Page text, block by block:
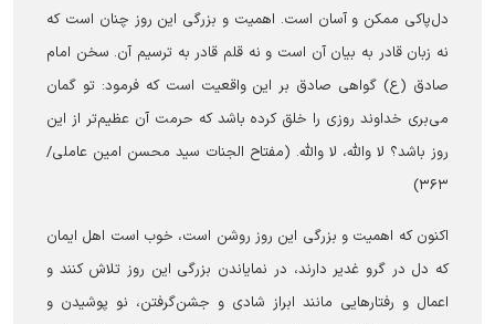
دل‌پاکی ممکن و آسان است. اهمیت و بزرگی این روز چنان است که
نه زبان قادر به بیان آن است و نه قلم قادر به ترسیم آن. سخن امام
صادق (ع) گواهی صادق بر این واقعیت است که فرمود: تو گمان
می‌بری خداوند روزی را خلق کرده باشد که حرمت آن عظیم‌تر از این
روز باشد؟ لا والله، لا والله. (مفتاح الجنات سید محسن امین عاملی/
۳۶۳)
اکنون که اهمیت و بزرگی این روز روشن است، خوب است اهل ایمان
که دل در گرو غدیر دارند، در نمایاندن بزرگی این روز تلاش کنند و
اعمال و رفتارهایی مانند ابراز شادی و جشن‌گرفتن، نو پوشیدن و